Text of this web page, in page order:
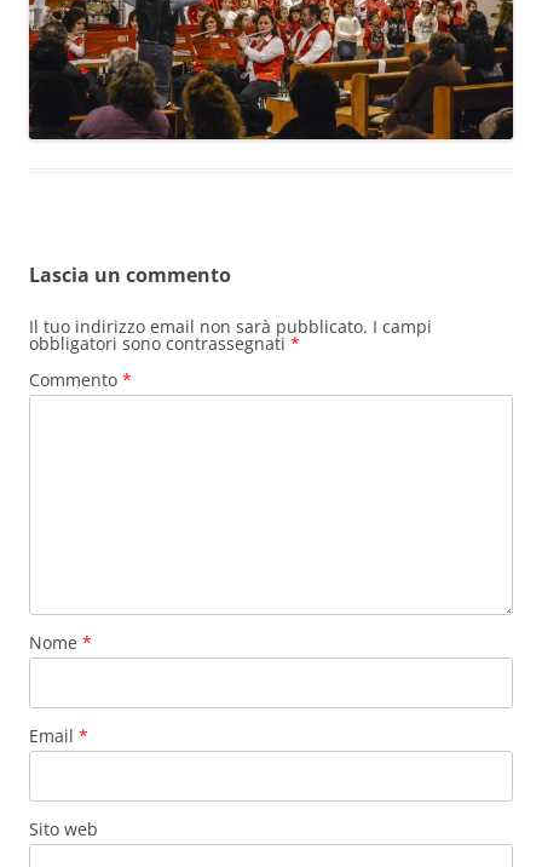
Lascia un commento
Il tuo indirizzo email non sarà pubblicato. I campi
obbligatori sono contrassegnati *
Commento *
Nome *
Email *
Sito web